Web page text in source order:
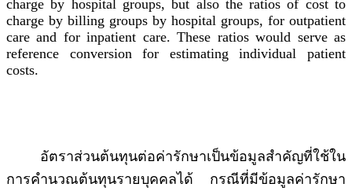
charge by hospital groups, but also the ratios of cost to
charge by billing groups by hospital groups, for outpatient
care and for inpatient care. These ratios would serve as
reference conversion for estimating individual patient
costs.
อัตราส่วนต้นทุนต่อค่ารักษาเป็นข้อมูลสำคัญที่ใช้ใน
การคำนวณต้นทุนรายบุคคลได้ กรณีที่มีข้อมูลค่ารักษา